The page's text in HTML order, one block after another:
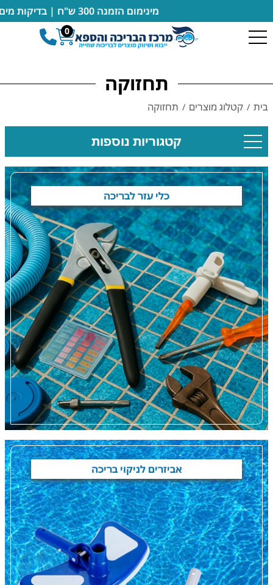
מינימום הזמנה 300 ש"ח | בדיקות מים מבוצעות במקום ללא חיוב | מעבדה מורשית של רובוטים דולפין מיטרוניקס
0
תחזוקה
בית / קטלוג מוצרים / תחזוקה
קטגוריות נוספות
כלי עזר לבריכה
אביזרים לניקוי בריכה